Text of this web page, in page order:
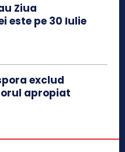
Ziua
este pe 30 Iulie
exclud
apropiat